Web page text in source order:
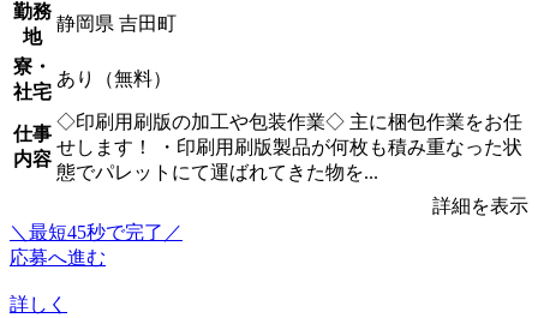
勤務
地
静岡県 吉田町
寮・
社宅
あり（無料）
仕事
内容
◇印刷用刷版の加工や包装作業◇ 主に梱包作業をお任
せします！ ・印刷用刷版製品が何枚も積み重なった状
態でパレットにて運ばれてきた物を...
詳細を表示
＼最短45秒で完了／
応募へ進む
詳しく